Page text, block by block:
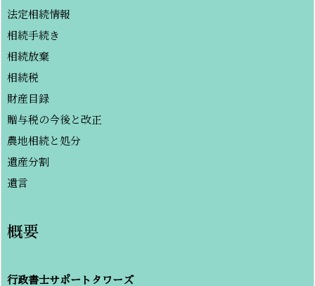
法定相続情報
相続手続き
相続放棄
相続税
財産目録
贈与税の今後と改正
農地相続と処分
遺産分割
遺言
概要
行政書士サポートタワーズ